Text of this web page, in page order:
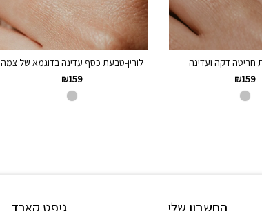
חריטה דקה ועדינה
₪159
לורין-טבעת כסף עדינה בדוגמא של צמה
₪159